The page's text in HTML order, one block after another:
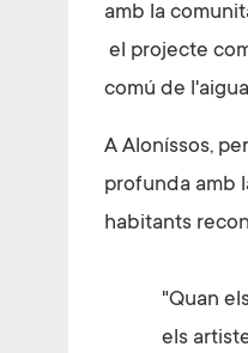
amb la
el projecte
comú de
A Aloníssos,
profunda amb
habitants
"Quan
els